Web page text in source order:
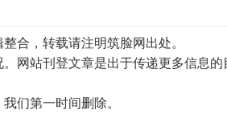
合，转载请注明筑脸网出处。
网站刊登文章是出于传递更多信息
们第一时间删除。